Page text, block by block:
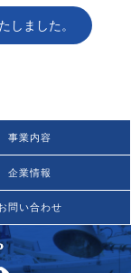
しました。
事業内容
企業情報
問い合わせ